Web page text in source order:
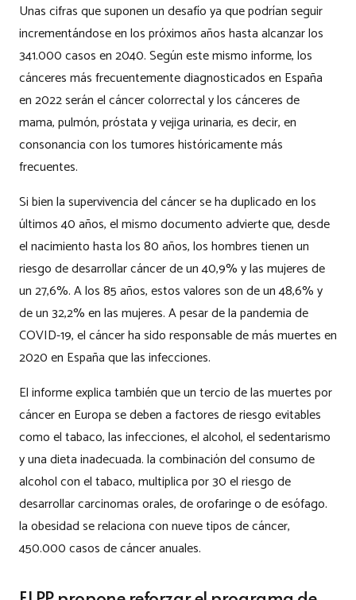
Unas cifras que suponen un desafío ya que podrían seguir
incrementándose en los próximos años hasta alcanzar los
341.000 casos en 2040. Según este mismo informe, los
cánceres más frecuentemente diagnosticados en España
en 2022 serán el cáncer colorrectal y los cánceres de
mama, pulmón, próstata y vejiga urinaria, es decir, en
consonancia con los tumores históricamente más
frecuentes.
Si bien la supervivencia del cáncer se ha duplicado en los
últimos 40 años, el mismo documento advierte que, desde
el nacimiento hasta los 80 años, los hombres tienen un
riesgo de desarrollar cáncer de un 40,9% y las mujeres de
un 27,6%. A los 85 años, estos valores son de un 48,6% y
de un 32,2% en las mujeres. A pesar de la pandemia de
COVID-19, el cáncer ha sido responsable de más muertes en
2020 en España que las infecciones.
El informe explica también que un tercio de las muertes por
cáncer en Europa se deben a factores de riesgo evitables
como el tabaco, las infecciones, el alcohol, el sedentarismo
y una dieta inadecuada. la combinación del consumo de
alcohol con el tabaco, multiplica por 30 el riesgo de
desarrollar carcinomas orales, de orofaringe o de esófago.
la obesidad se relaciona con nueve tipos de cáncer,
450.000 casos de cáncer anuales.